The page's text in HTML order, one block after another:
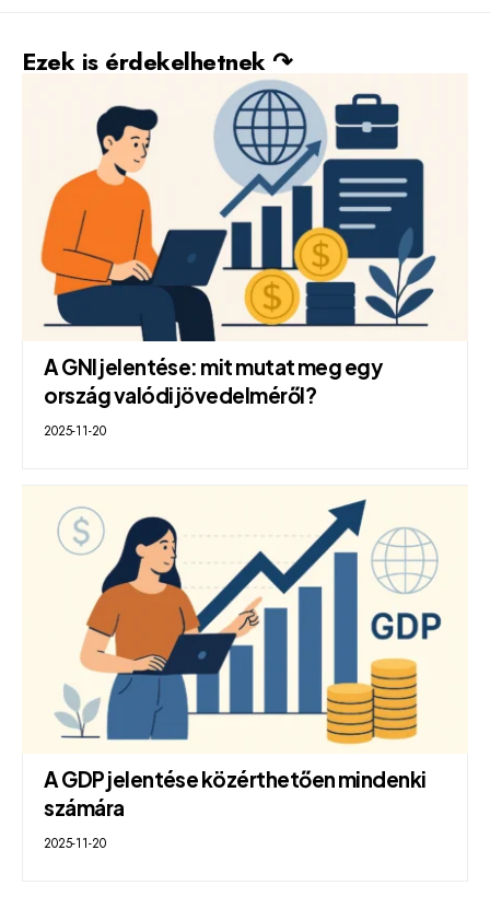
Ezek is érdekelhetnek ↷
A GNI jelentése: mit mutat meg egy
ország valódi jövedelméről?
2025-11-20
A GDP jelentése közérthetően mindenki
számára
2025-11-20